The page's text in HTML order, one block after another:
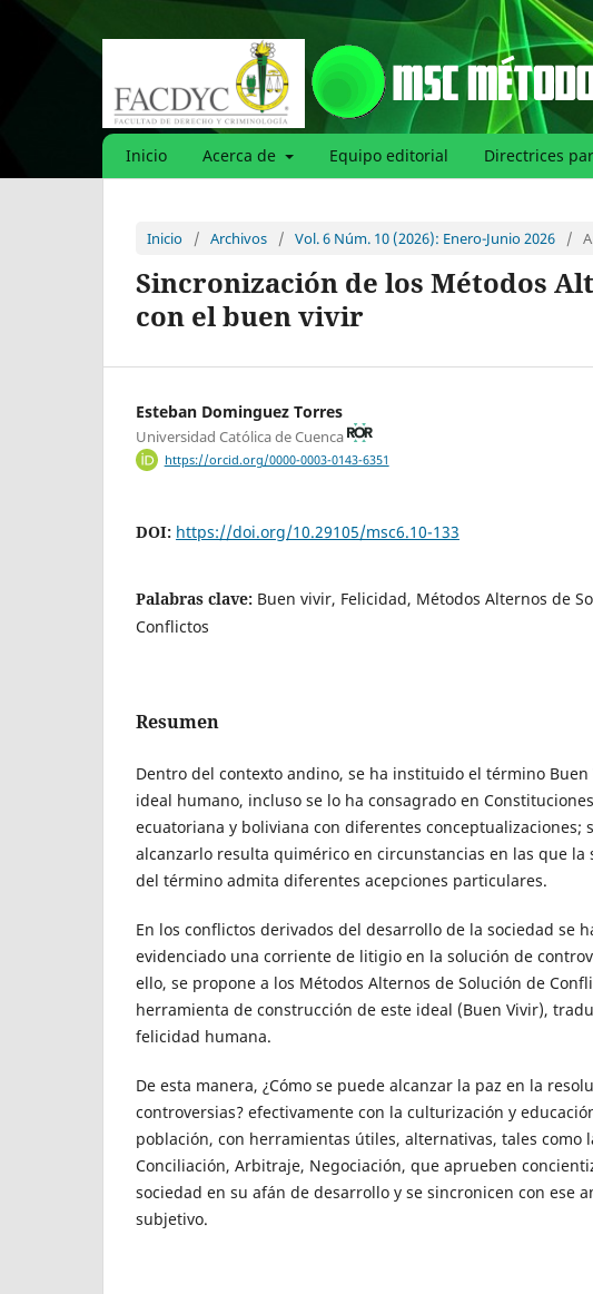
Inicio Acerca de Equipo editorial Directrices
Inicio / Archivos / Vol. 6 Núm. 10 (2026): Enero-Junio 2026 /
Sincronización de los Métodos
con el buen vivir
Esteban Dominguez Torres
Universidad Católica de Cuenca
https://orcid.org/0000-0003-0143-6351
DOI: https://doi.org/10.29105/msc6.10-133
Palabras clave: Buen vivir, Felicidad, Métodos Alternos de
Conflictos
Resumen
Dentro del contexto andino, se ha instituido el término Buen
ideal humano, incluso se lo ha consagrado en
ecuatoriana y boliviana con diferentes conceptualizaciones;
alcanzarlo resulta quimérico en circunstancias en las que la
del término admita diferentes acepciones particulares.
En los conflictos derivados del desarrollo de la sociedad se
evidenciado una corriente de litigio en la solución de
ello, se propone a los Métodos Alternos de Solución de
herramienta de construcción de este ideal (Buen Vivir),
felicidad humana.
De esta manera, ¿Cómo se puede alcanzar la paz en la
controversias? efectivamente con la culturización y
población, con herramientas útiles, alternativas, tales como
Conciliación, Arbitraje, Negociación, que aprueben
sociedad en su afán de desarrollo y se sincronicen con ese
subjetivo.